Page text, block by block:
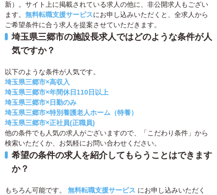
新）。サイト上に掲載されている求人の他に、非公開求人もござい
ます。 無料転職支援サービスにお申し込みいただくと、全求人から
ご希望条件に合う求人を提案させていただきます。
埼玉県三郷市の施設長求人ではどのような条件が人
気ですか？
以下のような条件が人気です。
埼玉県三郷市×高収入
埼玉県三郷市×年間休日110日以上
埼玉県三郷市×日勤のみ
埼玉県三郷市×特別養護老人ホーム（特養）
埼玉県三郷市×正社員(正職員)
他の条件でも人気の求人がございますので、「こだわり条件」から
検索いただくか、お気軽にお問い合わせください。
希望の条件の求人を紹介してもらうことはできます
か？
もちろん可能です。 無料転職支援サービス にお申し込みいただく